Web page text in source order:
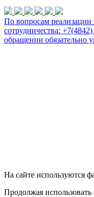
По вопросам
сотрудничества:
обращении
На сайте используются
Продолжая использовать